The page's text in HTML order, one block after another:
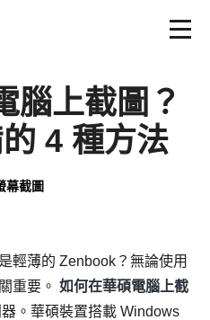
腦上截圖？
4 種方法
幕截圖
輕薄的 Zenbook？無論使用
重要。 如何在華碩電腦上截
。華碩裝置搭載 Windows